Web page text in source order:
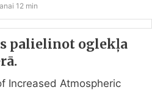
12 min
palielinot oglekļa
Increased Atmospheric